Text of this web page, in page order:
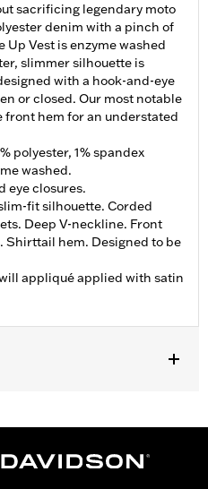
sacrificing legendary moto
denim with a pinch of
Vest is enzyme washed
slimmer silhouette is
with a hook-and-eye
or closed. Our most notable
front hem for an understated
polyester, 1% spandex
washed.
eye closures.
fit silhouette. Corded
Deep V-neckline. Front
Shirttail hem. Designed to be
appliqué applied with satin
– Go towww.h-